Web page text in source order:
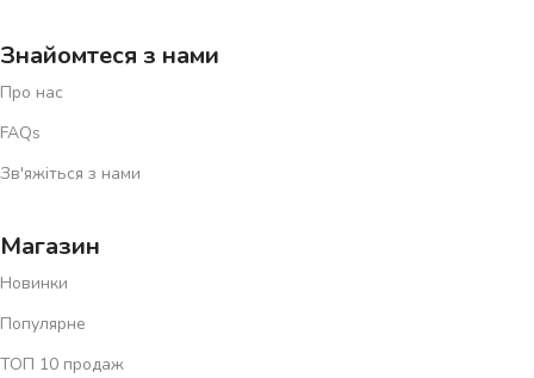
Знайомтеся з нами
Про нас
FAQs
Зв'яжіться з нами
Магазин
Новинки
Популярне
ТОП 10 продаж